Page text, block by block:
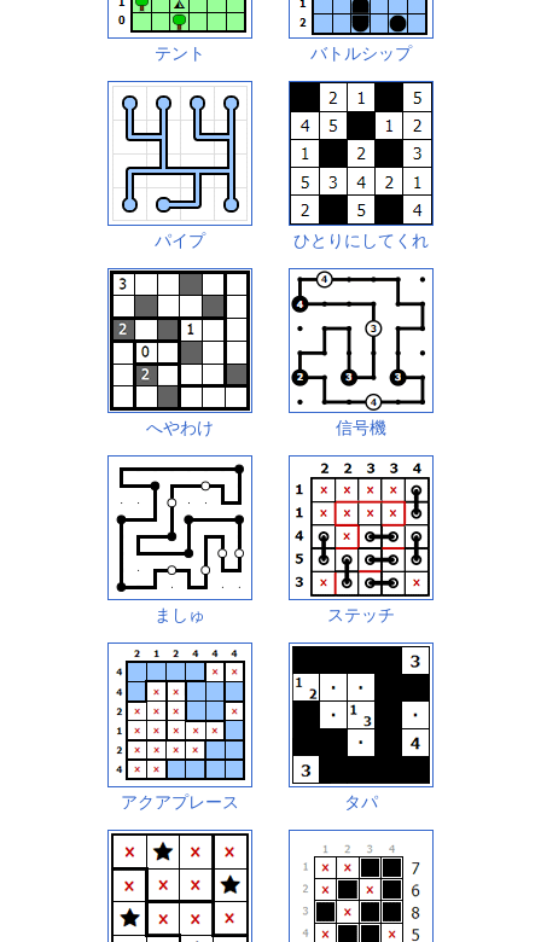
テント バトルシップ
パイプ ひとりにしてくれ
へやわけ 信号機
ましゅ ステッチ
アクアプレース タパ